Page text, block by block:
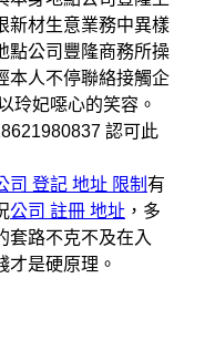
新材生意業務中異樣
點公司豐隆商務所操
本人不停聯絡接觸企
玲妃噁心的笑容。
認可此
司 登記 地址 限制 有
公司 註冊 地址 ，多
套路不克不及在入
才是硬原理。